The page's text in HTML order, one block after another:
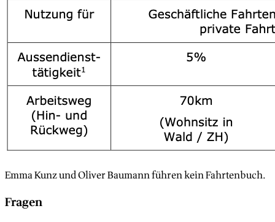
Emma Kunz und Oliver Baumann führen kein Fahrtenbuch.
Fragen